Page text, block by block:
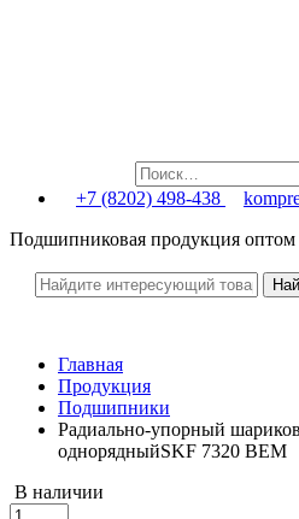
+7 (8202) 498-438
Подшипниковая продукция оптом
Главная
Продукция
Подшипники
Радиально-упорный
однорядныйSKF 7320 BEM
В наличии